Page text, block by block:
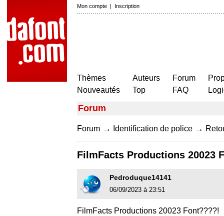
Mon compte | Inscription
Thèmes
Nouveautés
Auteurs
Top
Forum
FAQ
Forum
Forum → Identification de police →
FilmFacts Productions 20023
Pedroduque14141
06/09/2023 à 23:51
FilmFacts Productions 20023 Font????!